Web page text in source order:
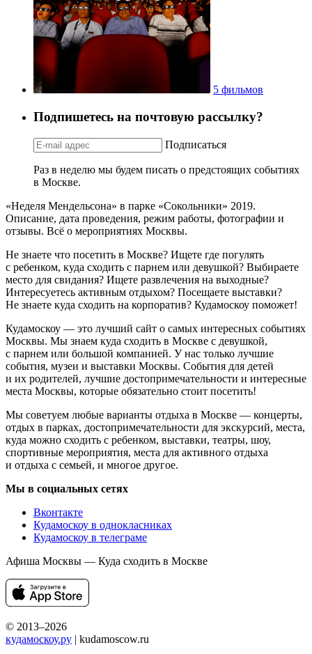
5 фильмов
Подпишетесь на почтовую рассылку?
Подписаться
Раз в неделю мы будем писать о предстоящих событиях
в Москве.
«Неделя Мендельсона» в парке «Сокольники» 2019.
Описание, дата проведения, режим работы, фотографии и
отзывы. Всё о мероприятиях Москвы.
Не знаете что посетить в Москве? Ищете где погулять
с ребенком, куда сходить с парнем или девушкой? Выбираете
место для свидания? Ищете развлечения на выходные?
Интересуетесь активным отдыхом? Посещаете выставки?
Не знаете куда сходить на корпоратив? Кудамоскоу поможет!
Кудамоскоу — это лучший сайт о самых интересных событиях
Москвы. Мы знаем куда сходить в Москве с девушкой,
с парнем или большой компанией. У нас только лучшие
события, музеи и выставки Москвы. События для детей
и их родителей, лучшие достопримечательности и интересные
места Москвы, которые обязательно стоит посетить!
Мы советуем любые варианты отдыха в Москве — концерты,
отдых в парках, достопримечательности для экскурсий, места,
куда можно сходить с ребенком, выставки, театры, шоу,
спортивные мероприятия, места для активного отдыха
и отдыха с семьей, и многое другое.
Мы в социальных сетях
Вконтакте
Кудамоскоу в однокласниках
Кудамоскоу в телеграме
Афиша Москвы — Куда сходить в Москве
© 2013–2026
кудамоскоу.ру | kudamoscow.ru